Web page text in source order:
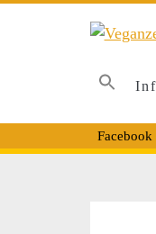
Facebook